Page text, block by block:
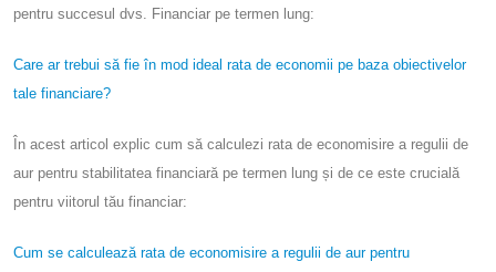
pentru succesul dvs. Financiar pe termen lung:
Care ar trebui să fie în mod ideal rata de economii pe baza obiectivelor
tale financiare?
În acest articol explic cum să calculezi rata de economisire a regulii de
aur pentru stabilitatea financiară pe termen lung și de ce este crucială
pentru viitorul tău financiar:
Cum se calculează rata de economisire a regulii de aur pentru